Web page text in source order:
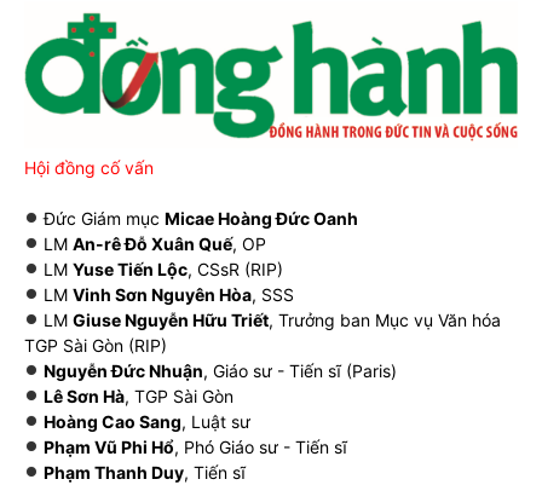
Hội đồng cố vấn
Đức Giám mục Micae Hoàng Đức Oanh
LM An-rê Đỗ Xuân Quế, OP
LM Yuse Tiến Lộc, CSsR (RIP)
LM Vinh Sơn Nguyên Hòa, SSS
LM Giuse Nguyễn Hữu Triết, Trưởng ban Mục vụ Văn hóa
TGP Sài Gòn (RIP)
Nguyễn Đức Nhuận, Giáo sư - Tiến sĩ (Paris)
Lê Sơn Hà, TGP Sài Gòn
Hoàng Cao Sang, Luật sư
Phạm Vũ Phi Hổ, Phó Giáo sư - Tiến sĩ
Phạm Thanh Duy, Tiến sĩ